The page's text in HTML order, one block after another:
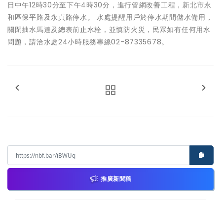
日中午12時30分至下午4時30分，進行管網改善工程，新北市永
和區保平路及永貞路停水。 水處提醒用戶於停水期間儲水備用，
關閉抽水馬達及總表前止水栓，並慎防火災，民眾如有任何用水
問題，請洽水處24小時服務專線02-87335678。
推廣新聞稿